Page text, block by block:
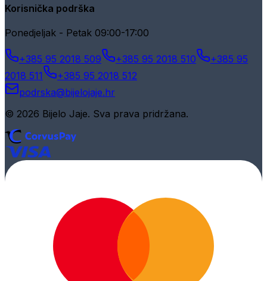
Korisnička podrška
Ponedjeljak - Petak 09:00-17:00
+385 95 2018 509 +385 95 2018 510
+385 95
2018 511
+385 95 2018 512
podrska@bijelojaje.hr
© 2026 Bijelo Jaje. Sva prava pridržana.